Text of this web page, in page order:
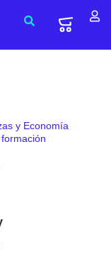
y Economía